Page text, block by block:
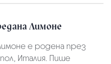
Лимоне
е родена през
Италия. Пише